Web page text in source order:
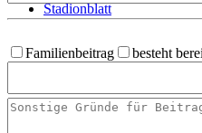
Stadionblatt
Mitgliedschaft
Familienbeitrag besteht